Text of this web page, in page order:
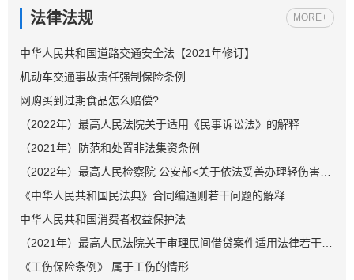
法律法规 MORE+
中华人民共和国道路交通安全法【2021年修订】
机动车交通事故责任强制保险条例
网购买到过期食品怎么赔偿?
（2022年）最高人民法院关于适用《民事诉讼法》的解释
（2021年）防范和处置非法集资条例
（2022年）最高人民检察院 公安部<关于依法妥善办理轻伤害案件的指导意见>
《中华人民共和国民法典》合同编通则若干问题的解释
中华人民共和国消费者权益保护法
（2021年）最高人民法院关于审理民间借贷案件适用法律若干问题的规定
《工伤保险条例》 属于工伤的情形